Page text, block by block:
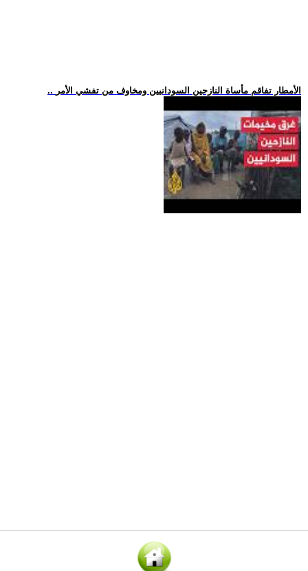
.. الأمطار تفاقم مأساة النازحين السودانيين ومخاوف من تفشي الأمر